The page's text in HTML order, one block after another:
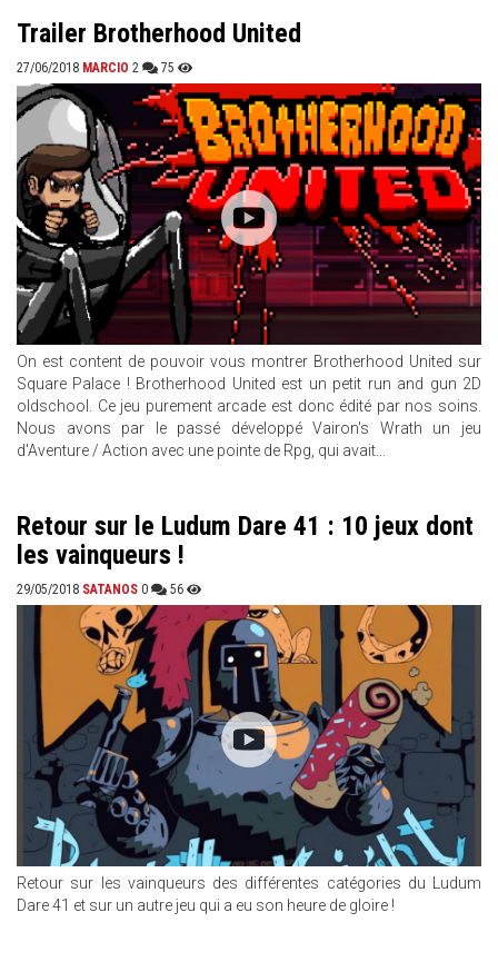
Trailer Brotherhood United
27/06/2018 MARCIO 2 75
On est content de pouvoir vous montrer Brotherhood United sur
Square Palace ! Brotherhood United est un petit run and gun 2D
oldschool. Ce jeu purement arcade est donc édité par nos soins.
Nous avons par le passé développé Vairon's Wrath un jeu
d'Aventure / Action avec une pointe de Rpg, qui avait...
Retour sur le Ludum Dare 41 : 10 jeux dont
les vainqueurs !
29/05/2018 SATANOS 0 56
Retour sur les vainqueurs des différentes catégories du Ludum
Dare 41 et sur un autre jeu qui a eu son heure de gloire !